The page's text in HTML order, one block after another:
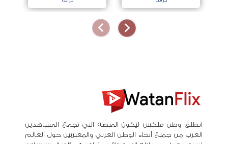
انطلق وطن فلكس ليكون المنصة التي تجمع المشاهدين
العرب من جميع أنحاء الوطن العربي والمغتربين حول العالم